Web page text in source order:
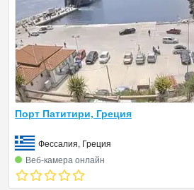
Порт Патитири, Греция
Фессалия, Греция
Веб‑камера онлайн